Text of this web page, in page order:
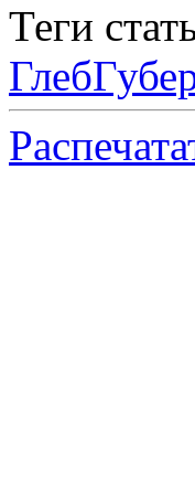
Теги
Глеб